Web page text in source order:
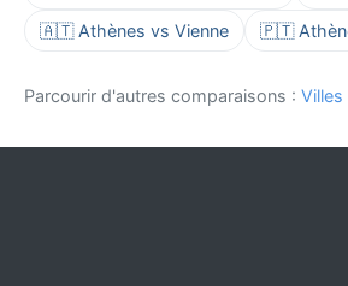
🇦🇹 Athènes vs Vienne 🇵🇹
Parcourir d'autres comparaisons :